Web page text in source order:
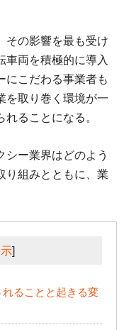
その影響を最も受け
車両を積極的に導入
にこだわる事業者も
を取り巻く環境が一
ることになる。
シー業界はどのよう
り組みとともに、業
]
ることと起きる変